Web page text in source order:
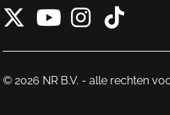
X van
© 2026 NR B.V. - alle rechten